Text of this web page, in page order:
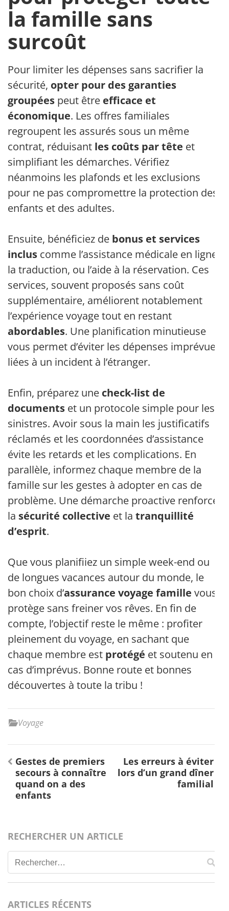
la famille sans
surcoût
Pour limiter les dépenses sans sacrifier la
sécurité, opter pour des garanties
groupées peut être efficace et
économique. Les offres familiales
regroupent les assurés sous un même
contrat, réduisant les coûts par tête et
simplifiant les démarches. Vérifiez
néanmoins les plafonds et les exclusions
pour ne pas compromettre la protection des
enfants et des adultes.
Ensuite, bénéficiez de bonus et services
inclus comme l’assistance médicale en ligne,
la traduction, ou l’aide à la réservation. Ces
services, souvent proposés sans coût
supplémentaire, améliorent notablement
l’expérience voyage tout en restant
abordables. Une planification minutieuse
vous permet d’éviter les dépenses imprévues
liées à un incident à l’étranger.
Enfin, préparez une check-list de
documents et un protocole simple pour les
sinistres. Avoir sous la main les justificatifs
réclamés et les coordonnées d’assistance
évite les retards et les complications. En
parallèle, informez chaque membre de la
famille sur les gestes à adopter en cas de
problème. Une démarche proactive renforce
la sécurité collective et la tranquillité
d’esprit.
Que vous planifiiez un simple week-end ou
de longues vacances autour du monde, le
bon choix d’assurance voyage famille vous
protège sans freiner vos rêves. En fin de
compte, l’objectif reste le même : profiter
pleinement du voyage, en sachant que
chaque membre est protégé et soutenu en
cas d’imprévus. Bonne route et bonnes
découvertes à toute la tribu !
Voyage
Navigation
de
l’article
Gestes de premiers
secours à connaître
quand on a des
enfants
Les erreurs à éviter
lors d’un grand dîner
familial
RECHERCHER UN ARTICLE
Rechercher :
ARTICLES RÉCENTS